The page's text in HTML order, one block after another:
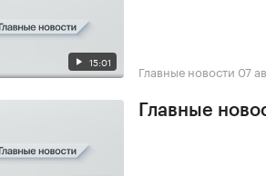
15:01 Главные новости 07
Главные